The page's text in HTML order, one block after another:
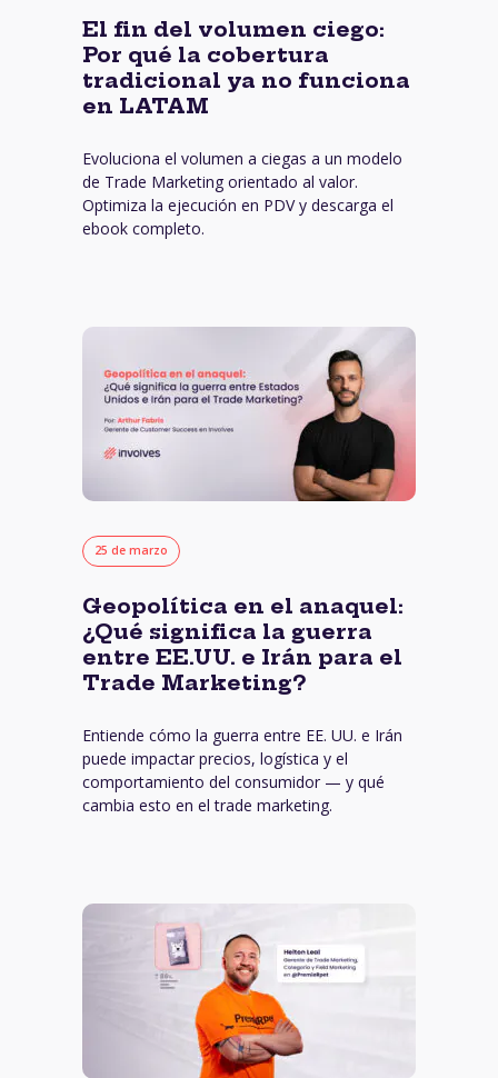
El fin del volumen ciego:
Por qué la cobertura
tradicional ya no funciona
en LATAM
Evoluciona el volumen a ciegas a un modelo
de Trade Marketing orientado al valor.
Optimiza la ejecución en PDV y descarga el
ebook completo.
25 de marzo
Geopolítica en el anaquel:
¿Qué significa la guerra
entre EE.UU. e Irán para el
Trade Marketing?
Entiende cómo la guerra entre EE. UU. e Irán
puede impactar precios, logística y el
comportamiento del consumidor — y qué
cambia esto en el trade marketing.